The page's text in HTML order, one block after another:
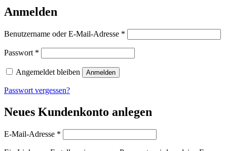
Anmelden
Benutzername oder E-Mail-Adresse *
Passwort *
Angemeldet bleiben Anmelden
Passwort vergessen?
Neues Kundenkonto anlegen
E-Mail-Adresse *